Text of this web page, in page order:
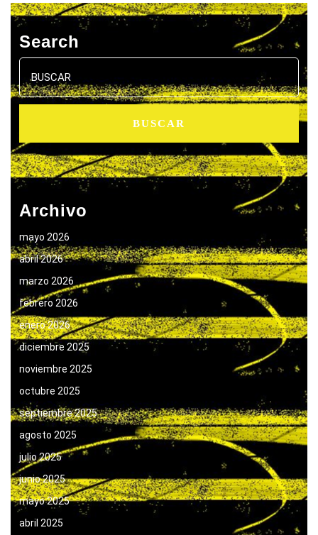
Search
Buscar:
Archivo
mayo 2026
abril 2026
marzo 2026
febrero 2026
enero 2026
diciembre 2025
noviembre 2025
octubre 2025
septiembre 2025
agosto 2025
julio 2025
junio 2025
mayo 2025
abril 2025